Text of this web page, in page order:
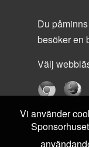
Du
besöker en
Välj
Vi använder